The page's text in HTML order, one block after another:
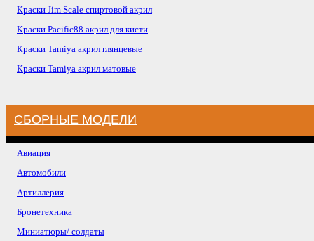
Краски Jim Scale спиртовой акрил
Краски Pacific88 акрил для кисти
Краски Tamiya акрил глянцевые
Краски Tamiya акрил матовые
СБОРНЫЕ МОДЕЛИ
Авиация
Автомобили
Артиллерия
Бронетехника
Миниатюры/ солдаты